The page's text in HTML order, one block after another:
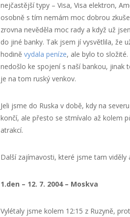
nejčastější typy – Visa, Visa elektron,
osobně s tím nemám moc dobrou
zrovna nevěděla moc rady a když už
do jiné banky. Tak jsem jí vysvětlila, že
hodině vydala peníze, ale bylo to
nedošlo ke spojení s naší bankou,
je na tom ruský venkov.
Jeli jsme do Ruska v době, kdy na
končí, ale přesto se stmívalo až kolem
atrakcí.
Další zajímavosti, které jsme tam
1.den – 12. 7. 2004 – Moskva
Vylétaly jsme kolem 12:15 z Ruzyně,